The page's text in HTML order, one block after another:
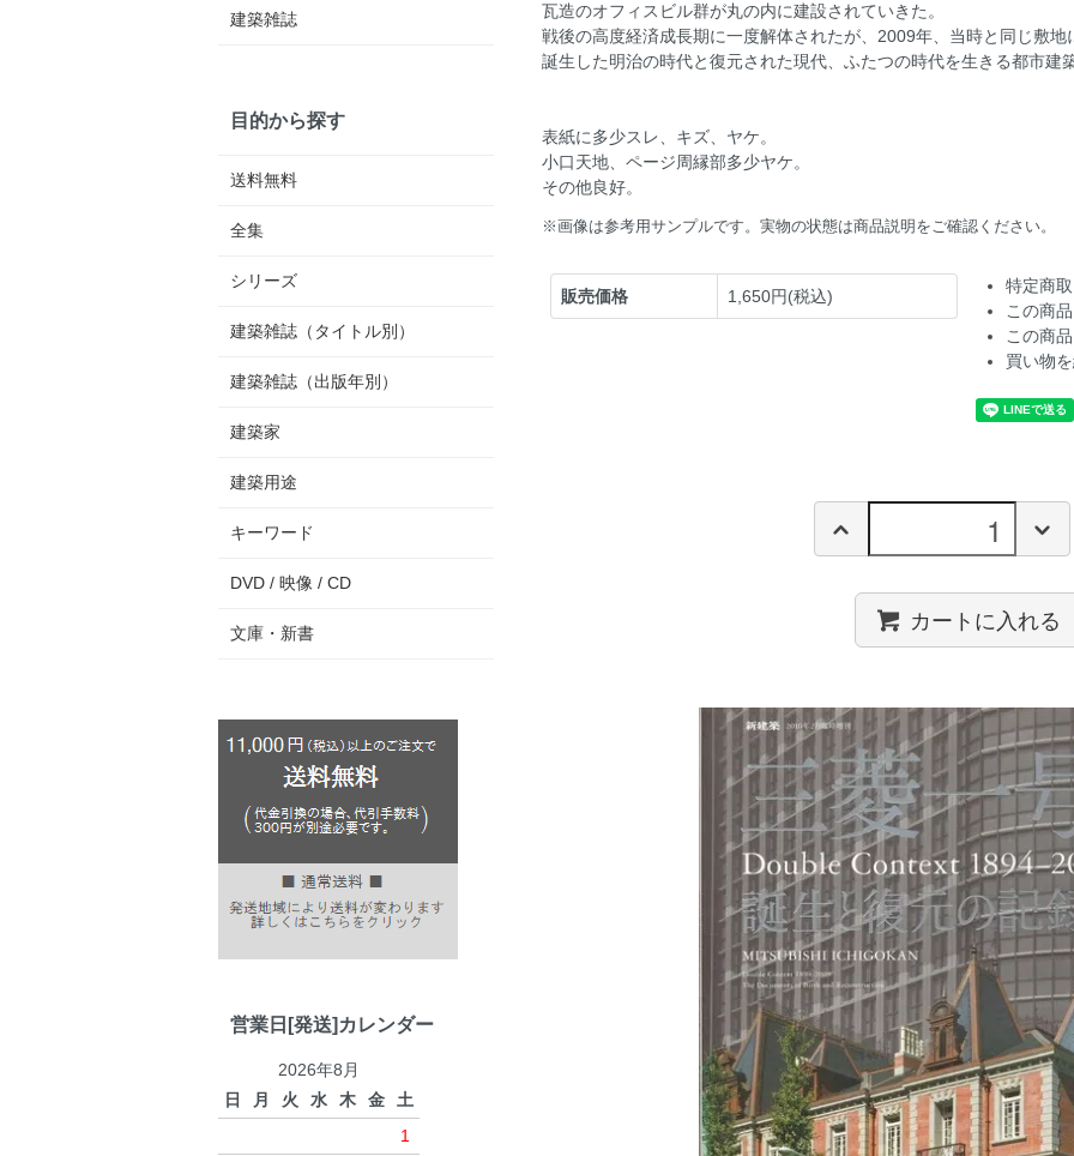
瓦造のオフィスビル群が丸の内に建設されていきた。
戦後の高度経済成長期に一度解体されたが、2009年、当時と同じ敷地
誕生した明治の時代と復元された現代、ふたつの時代を生きる都市建
表紙に多少スレ、キズ、ヤケ。
小口天地、ページ周縁部多少ヤケ。
その他良好。
※画像は参考用サンプルです。実物の状態は商品説明をご確認ください。
販売価格 1,650円(税込)
特定商
この商
この商
買い物
カートに入れる
建築雑誌
目的から探す
送料無料
全集
シリーズ
建築雑誌（タイトル別）
建築雑誌（出版年別）
建築家
建築用途
キーワード
DVD / 映像 / CD
文庫・新書
営業日[発送]カレンダー
2026年8月
日
月 火 水 木 金
土
1